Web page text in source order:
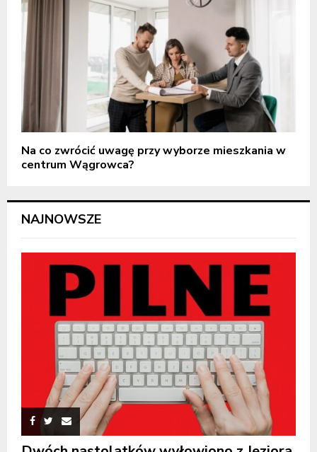
Na co zwrócić uwagę przy wyborze mieszkania w
centrum Wągrowca?
NAJNOWSZE